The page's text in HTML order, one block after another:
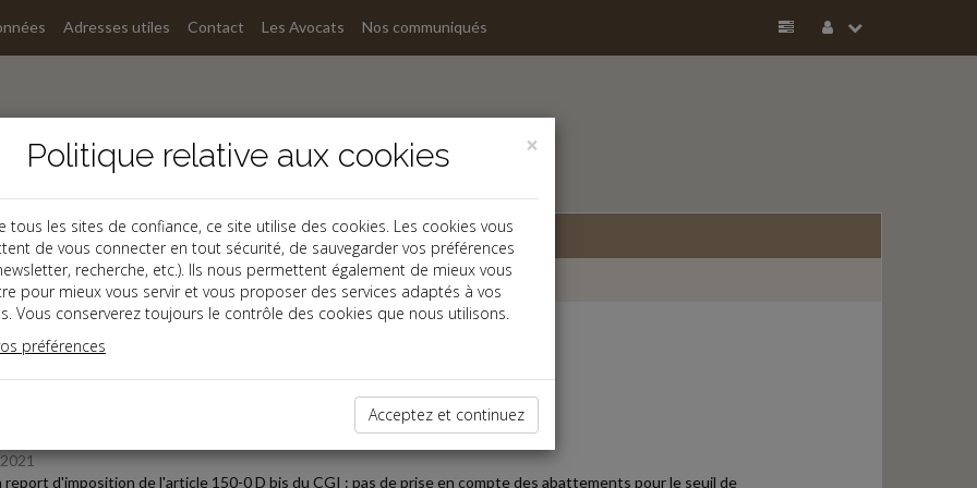
Adresses utiles Contact Les Avocats Nos communiqués
dernières dépêches
report d'imposition de l'article 150-0 D bis du CGI : pas de prise en compte des abattements pour le seuil de
×
Politique relative aux cookies
tous les sites de confiance, ce site utilise des cookies. Les cookies vous
de vous connecter en tout sécurité, de sauvegarder vos préférences
recherche, etc.). Ils nous permettent également de mieux vous
pour mieux vous servir et vous proposer des services adaptés à vos
Vous conserverez toujours le contrôle des cookies que nous utilisons.
préférences
Acceptez et continuez